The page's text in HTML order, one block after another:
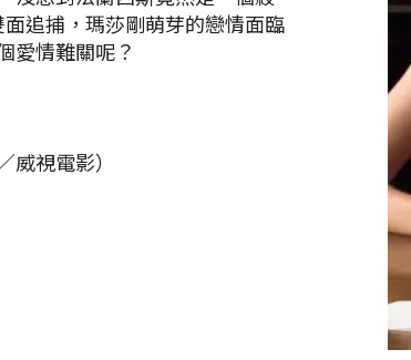
追捕，瑪莎剛萌芽的戀情面臨
愛情難關呢？
視電影）